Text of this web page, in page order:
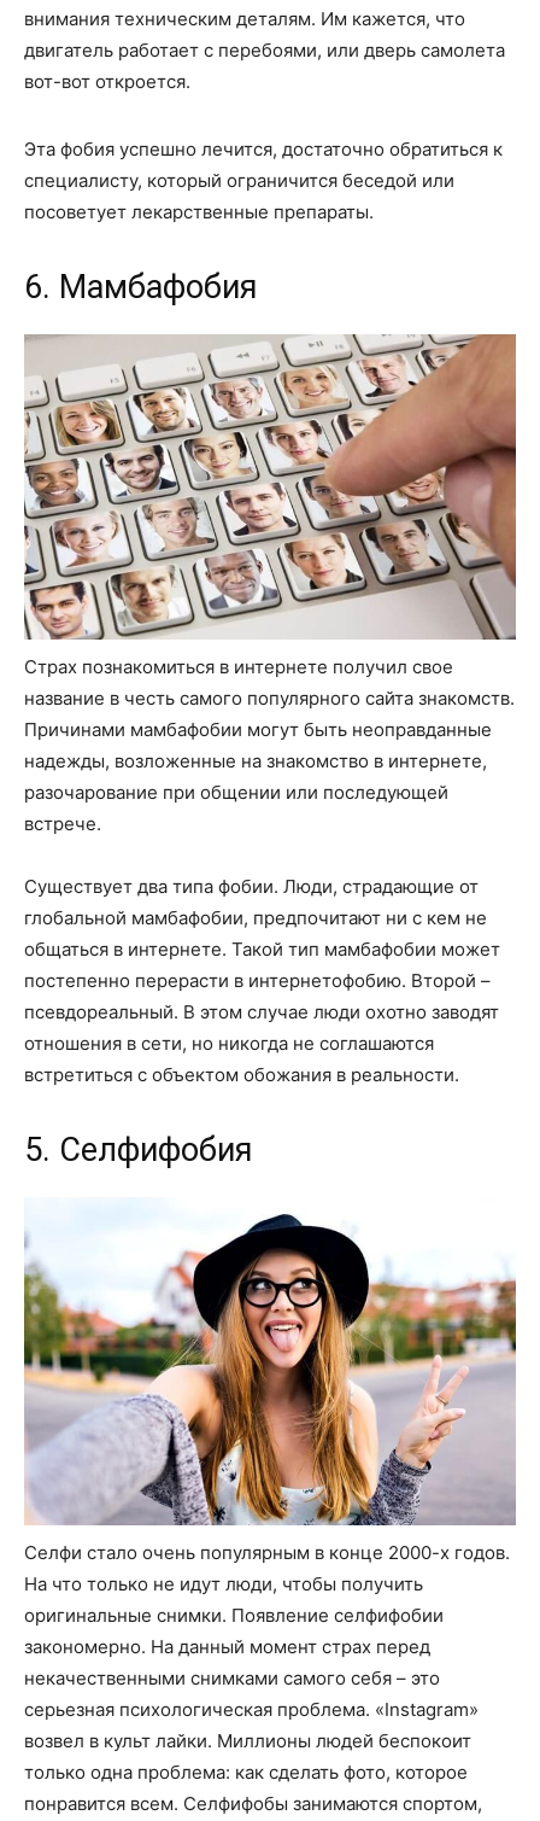
внимания техническим деталям. Им кажется, что
двигатель работает с перебоями, или дверь самолета
вот-вот откроется.
Эта фобия успешно лечится, достаточно обратиться к
специалисту, который ограничится беседой или
посоветует лекарственные препараты.
6. Мамбафобия
Страх познакомиться в интернете получил свое
название в честь самого популярного сайта знакомств.
Причинами мамбафобии могут быть неоправданные
надежды, возложенные на знакомство в интернете,
разочарование при общении или последующей
встрече.
Существует два типа фобии. Люди, страдающие от
глобальной мамбафобии, предпочитают ни с кем не
общаться в интернете. Такой тип мамбафобии может
постепенно перерасти в интернетофобию. Второй –
псевдореальный. В этом случае люди охотно заводят
отношения в сети, но никогда не соглашаются
встретиться с объектом обожания в реальности.
5. Селфифобия
Селфи стало очень популярным в конце 2000-х годов.
На что только не идут люди, чтобы получить
оригинальные снимки. Появление селфифобии
закономерно. На данный момент страх перед
некачественными снимками самого себя – это
серьезная психологическая проблема. «Instagram»
возвел в культ лайки. Миллионы людей беспокоит
только одна проблема: как сделать фото, которое
понравится всем. Селфифобы занимаются спортом,